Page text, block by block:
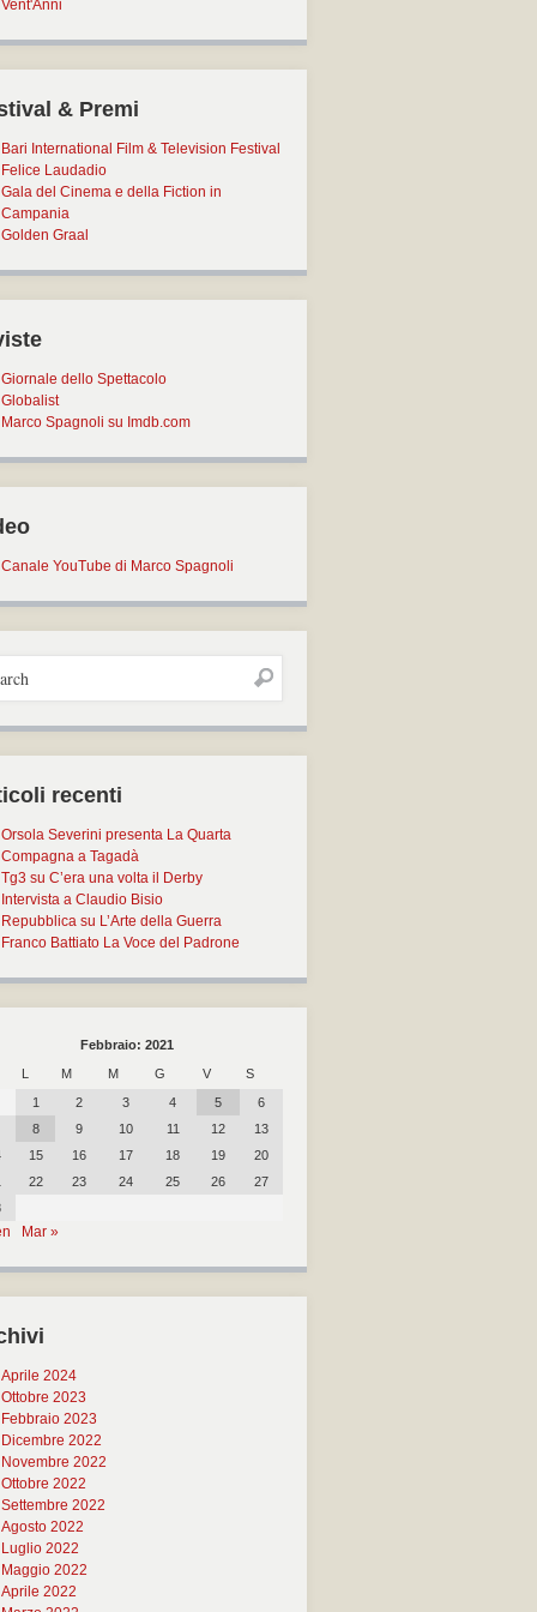
Vent'Anni
& Premi
Bari International Film & Television Festival
Felice Laudadio
Gala del Cinema e della Fiction in
Campania
Golden Graal
Giornale dello Spettacolo
Globalist
Marco Spagnoli su Imdb.com
Canale YouTube di Marco Spagnoli
recenti
Orsola Severini presenta La Quarta
Compagna a Tagadà
Tg3 su C’era una volta il Derby
Intervista a Claudio Bisio
Repubblica su L’Arte della Guerra
Franco Battiato La Voce del Padrone
Febbraio: 2021
L M M G V
S
1
2 3 4 5
6
8 9 10 11 12
13
15 16 17 18 19
20
22 23 24 25 26
27
Mar »
Aprile 2024
Ottobre 2023
Febbraio 2023
Dicembre 2022
Novembre 2022
Ottobre 2022
Settembre 2022
Agosto 2022
Luglio 2022
Maggio 2022
Aprile 2022